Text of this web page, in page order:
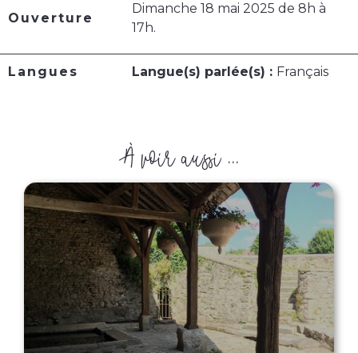
Ouverture
Dimanche 18 mai 2025 de 8h à
17h.
Langues Langue(s) parlée(s) : Français
À voir aussi ...